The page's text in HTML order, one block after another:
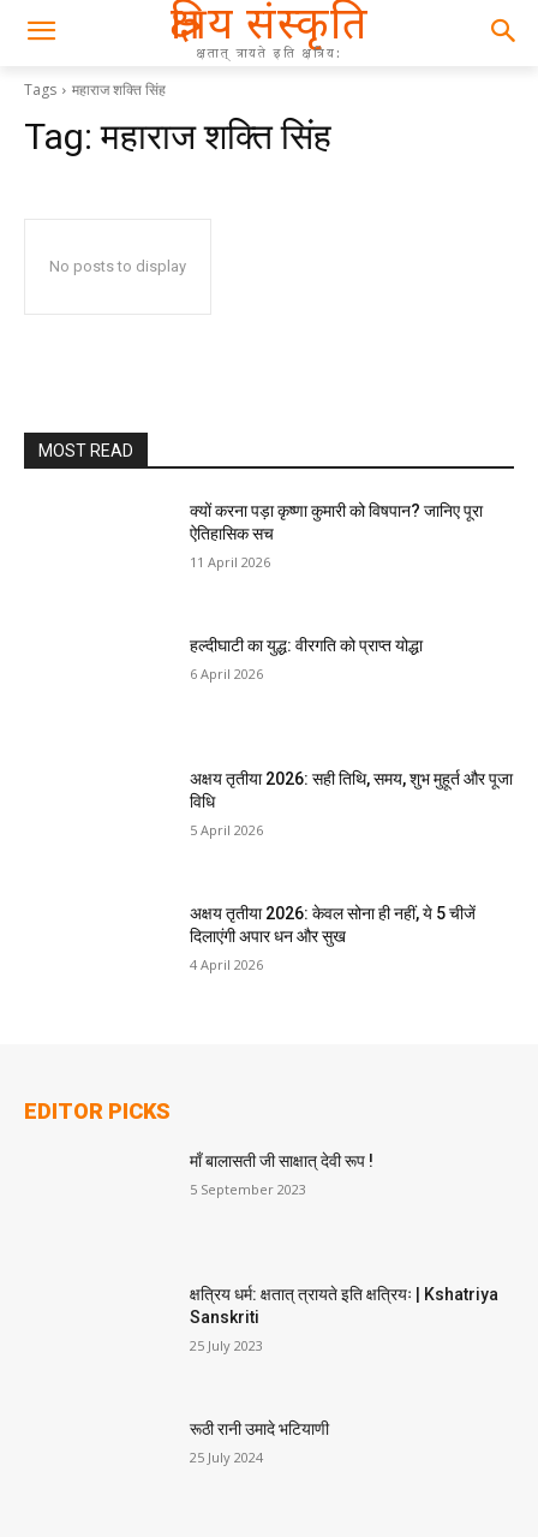
क्षत्रिय संस्कृति
क्षतात् त्रायते इति क्षत्रिय:
Tags महाराज शक्ति सिंह
Tag:महाराज शक्ति सिंह
No posts to display
MOST READ
क्यों करना पड़ा कृष्णा कुमारी को विषपान? जानिए पूरा
ऐतिहासिक सच
11 April 2026
हल्दीघाटी का युद्ध: वीरगति को प्राप्त योद्धा
6 April 2026
अक्षय तृतीया 2026: सही तिथि, समय, शुभ मुहूर्त और पूजा
विधि
5 April 2026
अक्षय तृतीया 2026: केवल सोना ही नहीं, ये 5 चीजें
दिलाएंगी अपार धन और सुख
4 April 2026
EDITOR PICKS
माँ बालासती जी साक्षात् देवी रूप !
5 September 2023
क्षत्रिय धर्म: क्षतात् त्रायते इति क्षत्रियः | Kshatriya
Sanskriti
25 July 2023
रूठी रानी उमादे भटियाणी
25 July 2024